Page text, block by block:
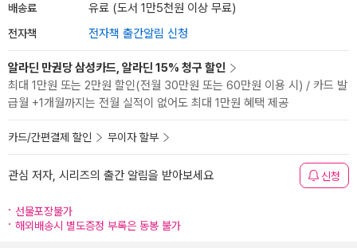
배송료 유료 (도서 1만5천원 이상 무료)
전자책 전자책 출간알림 신청
알라딘 만권당 삼성카드, 알라딘 15% 청구 할인
최대 1만원 또는 2만원 할인(전월 30만원 또는 60만원 이용 시) / 카드 발
급월 +1개월까지는 전월 실적이 없어도 최대 1만원 혜택 제공
카드/간편결제 할인 무이자 할부
관심 저자, 시리즈의 출간 알림을 받아보세요 신청
선물포장불가
해외배송시 별도증정 부록은 동봉 불가